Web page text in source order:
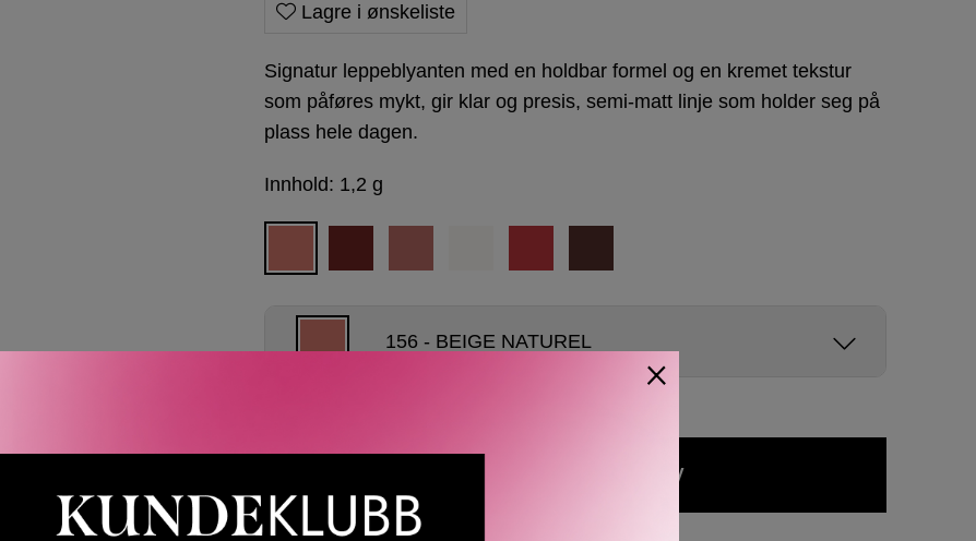
Lagre i ønskeliste
Signatur leppeblyanten med en holdbar formel og en kremet tekstur
som påføres mykt, gir klar og presis, semi-matt linje som holder seg på
plass hele dagen.
Innhold: 1,2 g
156 - BEIGE NATUREL
LEGG I HANDLEKURV
×